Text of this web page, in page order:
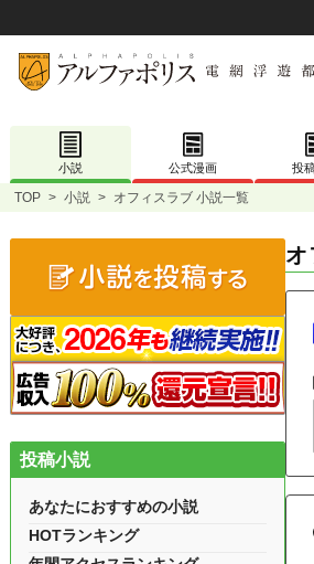
小説 公式漫画 投
TOP > 小説 > オフィスラブ 小説一覧
オ
投稿小説
あなたにおすすめの小説
HOTランキング